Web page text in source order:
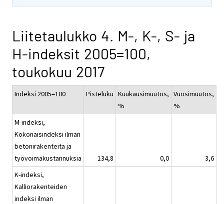
Liitetaulukko 4. M-, K-, S- ja
H-indeksit 2005=100,
toukokuu 2017
Indeksi 2005=100 Pisteluku Kuukausimuutos,
%
Vuosimuutos,
%
M-indeksi,
Kokonaisindeksi ilman
betonirakenteita ja
työvoimakustannuksia
134,8 0,0
3,6
K-indeksi,
Kalliorakenteiden
indeksi ilman